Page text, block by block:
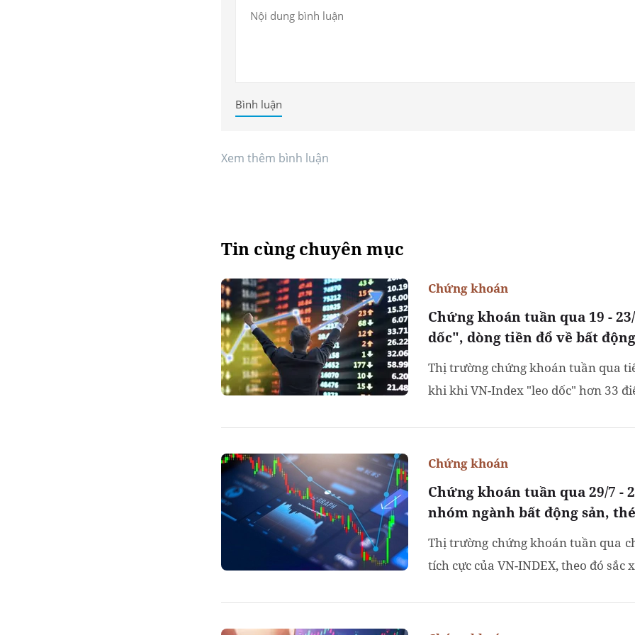
Bình luận
Xem thêm bình luận
Tin cùng chuyên mục
Chứng khoán tuần qua 19 -
dốc", dòng tiền đổ về bất
Chứng khoán
Thị trường chứng khoán tuần qua
khi khi VN-Index "leo dốc" hơn 33
Chứng khoán tuần qua 29/7 -
nhóm ngành bất động sản,
Chứng khoán
Thị trường chứng khoán tuần qua
tích cực của VN-INDEX, theo đó sắc